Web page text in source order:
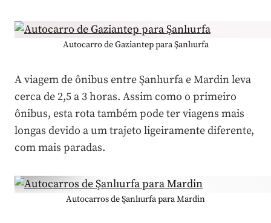
Autocarro de Gaziantep para Şanlıurfa
A viagem de ônibus entre Şanlıurfa e Mardin leva
cerca de 2,5 a 3 horas. Assim como o primeiro
ônibus, esta rota também pode ter viagens mais
longas devido a um trajeto ligeiramente diferente,
com mais paradas.
Autocarros de Şanlıurfa para Mardin